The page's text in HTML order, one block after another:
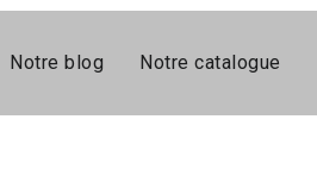
Notre blog Notre catalogue